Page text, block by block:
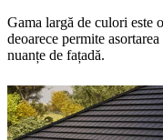
Gama largă de culori este
deoarece permite
nuanțe de fațadă.